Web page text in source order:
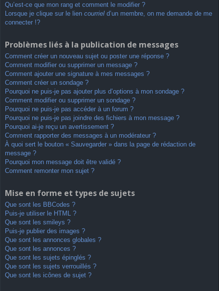
Qu’est-ce que mon rang et comment le modifier ?
Lorsque je clique sur le lien courriel d’un membre, on me demande de me
connecter !?
Problèmes liés à la publication de messages
Comment créer un nouveau sujet ou poster une réponse ?
Comment modifier ou supprimer un message ?
Comment ajouter une signature à mes messages ?
Comment créer un sondage ?
Pourquoi ne puis-je pas ajouter plus d’options à mon sondage ?
Comment modifier ou supprimer un sondage ?
Pourquoi ne puis-je pas accéder à un forum ?
Pourquoi ne puis-je pas joindre des fichiers à mon message ?
Pourquoi ai-je reçu un avertissement ?
Comment rapporter des messages à un modérateur ?
À quoi sert le bouton « Sauvegarder » dans la page de rédaction de
message ?
Pourquoi mon message doit être validé ?
Comment remonter mon sujet ?
Mise en forme et types de sujets
Que sont les BBCodes ?
Puis-je utiliser le HTML ?
Que sont les smileys ?
Puis-je publier des images ?
Que sont les annonces globales ?
Que sont les annonces ?
Que sont les sujets épinglés ?
Que sont les sujets verrouillés ?
Que sont les icônes de sujet ?